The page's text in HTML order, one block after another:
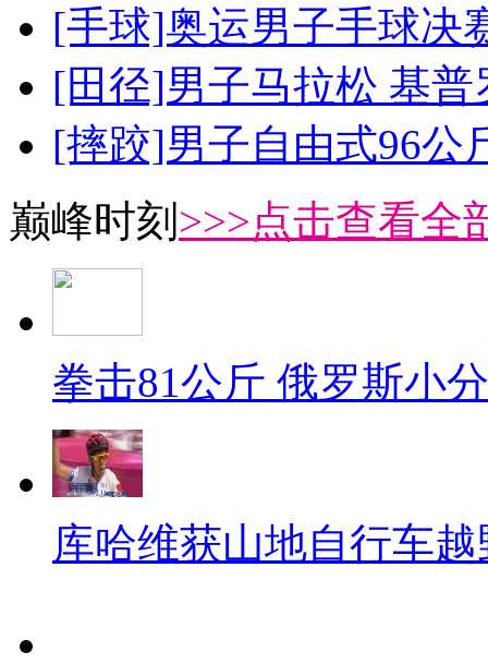
[手球]奥运男子手球决
[田径]男子马拉松 基
[摔跤]男子自由式96公
巅峰时刻 >>>点击查看全
拳击81公斤 俄罗斯小
库哈维获山地自行车